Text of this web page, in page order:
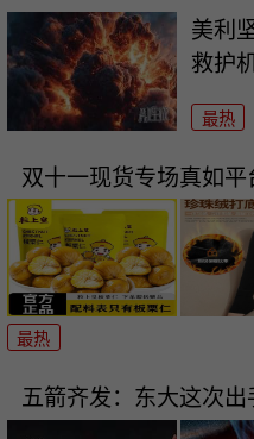
美利
救护
最热
双十一现货专场真如平
最热
五箭齐发：东大这次